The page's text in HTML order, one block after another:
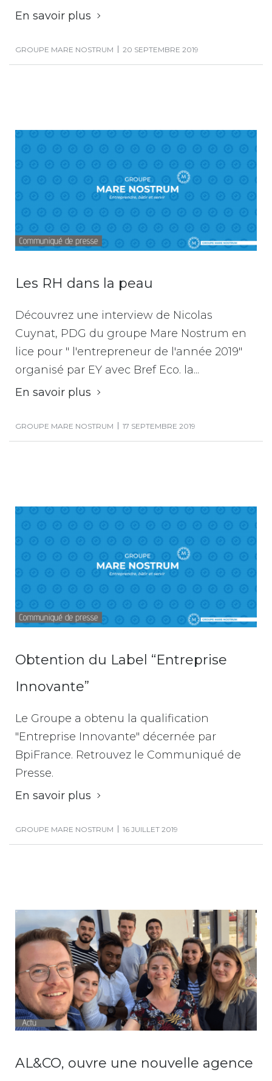
En savoir plus
GROUPE MARE NOSTRUM 20 SEPTEMBRE 2019
Les RH dans la peau
Découvrez une interview de Nicolas
Cuynat, PDG du groupe Mare Nostrum en
lice pour " l'entrepreneur de l'année 2019"
organisé par EY avec Bref Eco. la...
En savoir plus
GROUPE MARE NOSTRUM 17 SEPTEMBRE 2019
Obtention du Label “Entreprise
Innovante”
Le Groupe a obtenu la qualification
"Entreprise Innovante" décernée par
BpiFrance. Retrouvez le Communiqué de
Presse.
En savoir plus
GROUPE MARE NOSTRUM 16 JUILLET 2019
AL&CO, ouvre une nouvelle agence